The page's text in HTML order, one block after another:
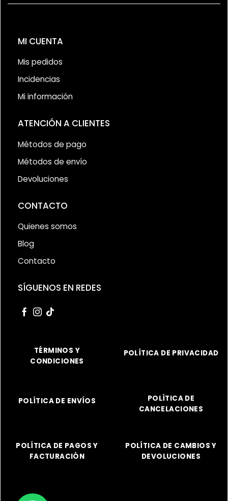
MI CUENTA
Mis pedidos
Incidencias
Mi información
ATENCIÓN A CLIENTES
Métodos de pago
Métodos de envío
Devoluciones
CONTACTO
Quienes somos
Blog
Contacto
SÍGUENOS EN REDES
TÉRMINOS Y
CONDICIONES
POLÍTICA DE PRIVACIDAD
POLÍTICA DE ENVÍOS
POLÍTICA DE
CANCELACIONES
POLÍTICA DE PAGOS Y
FACTURACIÓN
POLÍTICA DE CAMBIOS Y
DEVOLUCIONES